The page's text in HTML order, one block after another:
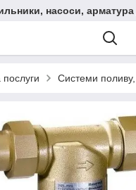
насоси,
Системи поливу,